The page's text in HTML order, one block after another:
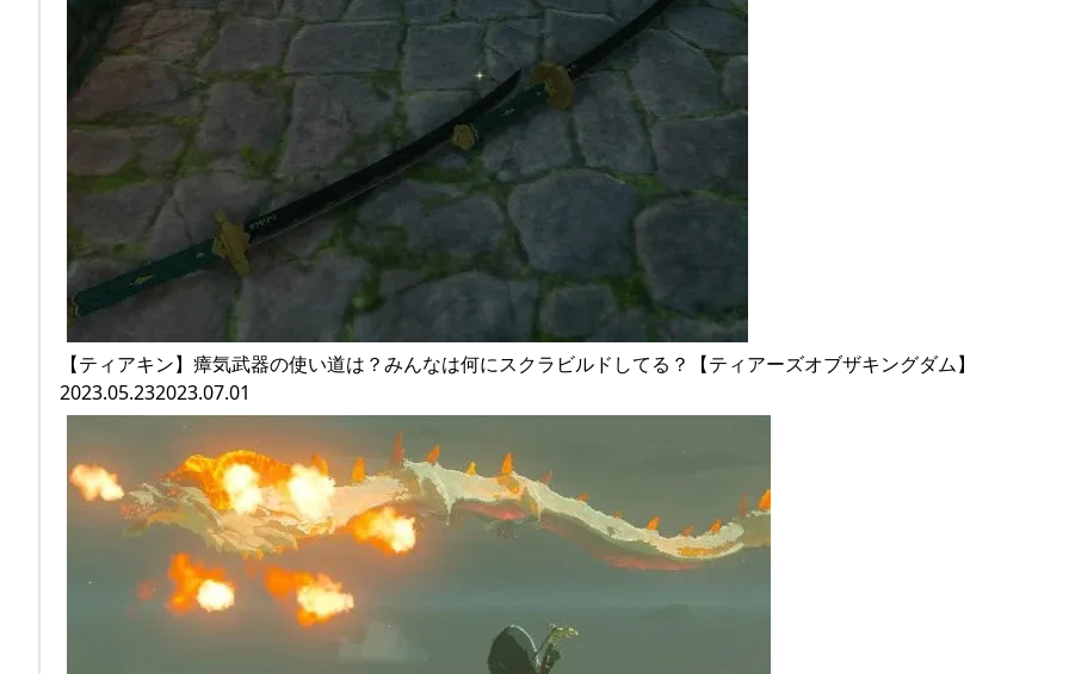
【ティアキン】瘴気武器の使い道は？みんなは何にスクラビルドしてる？【ティアーズオブザキングダム】
2023.05.232023.07.01